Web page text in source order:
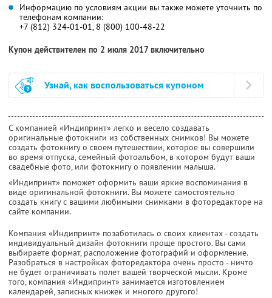
Информацию по условиям акции вы также можете уточнить по
телефонам компании:
+7 (812) 324-01-01, 8 (800) 100-48-22
Купон действителен по 2 июля 2017 включительно
Узнай, как воспользоваться купоном
С компанией «Индипринт» легко и весело создавать
оригинальные фотокниги из собственных снимков! Вы можете
создать фотокнигу о своем путешествии, которое вы совершили
во время отпуска, семейный фотоальбом, в котором будут ваши
свадебные фото, или фотокнигу о появлении малыша.
«Индипринт» поможет оформить ваши яркие воспоминания в
виде оригинальной фотокниги. Вы можете самостоятельно
создать книгу с вашими любимыми снимками в фоторедакторе на
сайте компании.
Компания «Индипринт» позаботилась о своих клиентах ­- создать
индивидуальный дизайн фотокниги проще простого. Вы сами
выбираете формат, расположение фотографий и оформление.
Разобраться в настройках фоторедактора очень просто -­ ничто
не будет ограничивать полет вашей творческой мысли. Кроме
того, компания «Индипринт» занимается изготовлением
календарей, записных книжек и многого другого!